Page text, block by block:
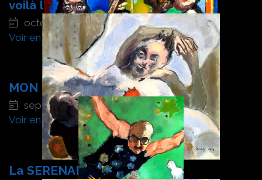
voilà l'automne
octobre 2023
Voir en détail
MON BEAU MIROIR
septembre 2023
Voir en détail
La SERENADE